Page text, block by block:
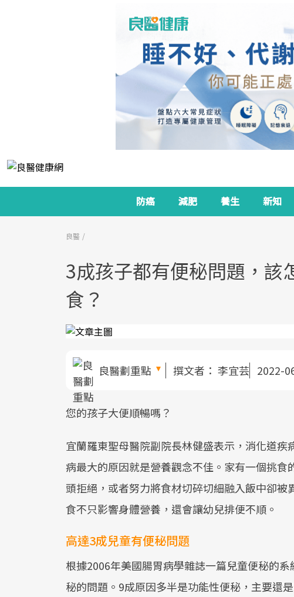
防癌 減肥 養生 新知
良醫
3成孩子都有便秘問題，該
食？
良醫劃重點 撰文者： 李宜芸 2022-
您的孩子大便順暢嗎？
宜蘭羅東聖母醫院副院長林健盛表示，消化道
病最大的原因就是營養觀念不佳。家有一個挑
頭拒絕，或者努力將食材切碎切細融入飯中卻
食不只影響身體營養，還會讓幼兒排便不順。
高達3成兒童有便秘問題
根據2006年美國腸胃病學雜誌一篇兒童便秘的
秘的問題。9成原因多半是功能性便秘，主要還